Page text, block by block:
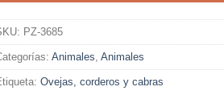
PZ-3685
Animales ,Animales
Ovejas, corderos y cabras